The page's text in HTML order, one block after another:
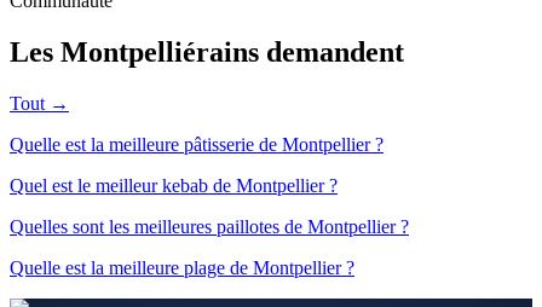
Les Montpelliérains demandent
Tout →
Quelle est la meilleure pâtisserie de Montpellier ?
Quel est le meilleur kebab de Montpellier ?
Quelles sont les meilleures paillotes de Montpellier ?
Quelle est la meilleure plage de Montpellier ?